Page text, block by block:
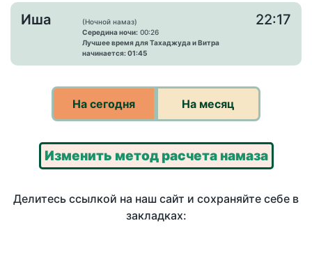
Иша
(Ночной намаз)
Середина ночи: 00:26
Лучшее время для Тахаджуда и Витра
начинается: 01:45
22:17
На сегодня На месяц
Изменить метод расчета намаза
Делитесь ссылкой на наш сайт и сохраняйте себе в
закладках: